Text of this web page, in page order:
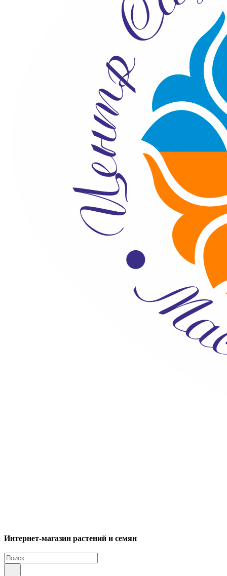
Интернет-магазин растений и семян